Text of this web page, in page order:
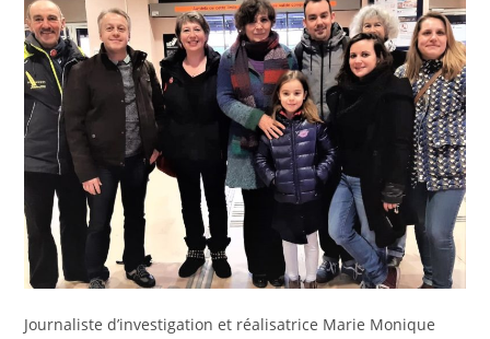
Journaliste d’investigation et réalisatrice Marie Monique